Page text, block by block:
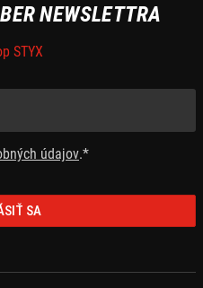
NEWSLETTRA
STYX
údajov.*
SA